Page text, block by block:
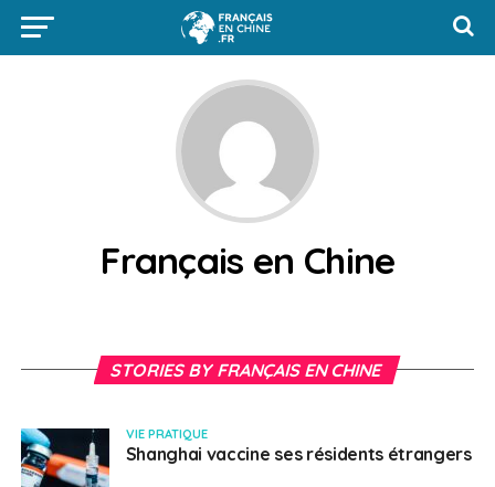
Français en Chine
STORIES BY FRANÇAIS EN CHINE
VIE PRATIQUE
Shanghai vaccine ses résidents étrangers